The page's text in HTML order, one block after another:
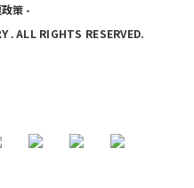
策-
.ALL RIGHTS RESERVED.